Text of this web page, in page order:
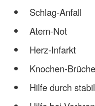
Schlag-Anfall
Atem-Not
Herz-Infarkt
Knochen-
Hilfe durch